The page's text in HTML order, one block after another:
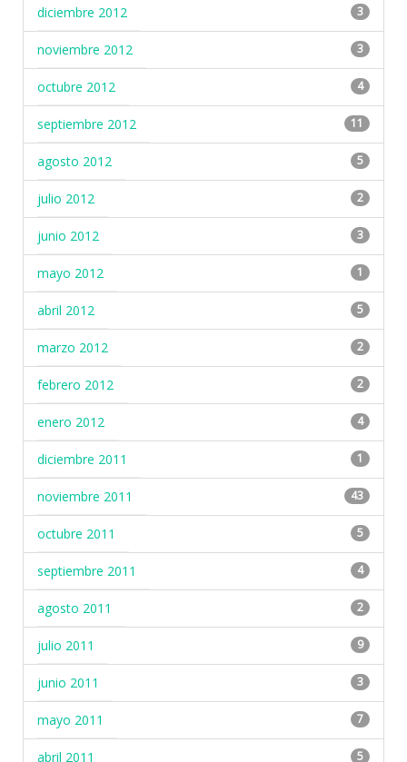
diciembre 2012 3
noviembre 2012 3
octubre 2012 4
septiembre 2012 11
agosto 2012 5
julio 2012 2
junio 2012 3
mayo 2012 1
abril 2012 5
marzo 2012 2
febrero 2012 2
enero 2012 4
diciembre 2011 1
noviembre 2011 43
octubre 2011 5
septiembre 2011 4
agosto 2011 2
julio 2011 9
junio 2011 3
mayo 2011 7
abril 2011 5